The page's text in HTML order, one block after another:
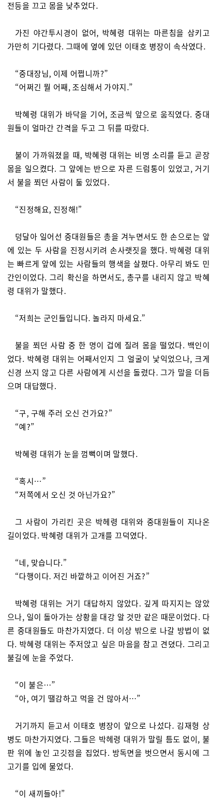
전등을 끄고 몸을 낮추었다.
가진 야간투시경이 없어, 박혜령 대위는 마른침을 삼키고
가만히 기다렸다. 그때에 옆에 있던 이태호 병장이 속삭였다.
“중대장님, 이제 어쩝니까?”
“어쩌긴 뭘 어째, 조심해서 가야지.”
박혜령 대위가 바닥을 기어, 조금씩 앞으로 움직였다. 중대
원들이 얼마간 간격을 두고 그 뒤를 따랐다.
불이 가까워졌을 때, 박혜령 대위는 비명 소리를 듣고 곧장
몸을 일으켰다. 그 앞에는 반으로 자른 드럼통이 있었고, 거기
서 불을 쬐던 사람이 둘 있었다.
“진정해요, 진정해!”
덩달아 일어선 중대원들은 총을 겨누면서도 한 손으로는 앞
에 있는 두 사람을 진정시키려 손사랫짓을 했다. 박혜령 대위
는 빠르게 앞에 있는 사람들의 행색을 살폈다. 아무리 봐도 민
간인이었다. 그리 확신을 하면서도, 총구를 내리지 않고 박혜
령 대위가 말했다.
“저희는 군인들입니다. 놀라지 마세요.”
불을 쬐던 사람 중 한 명이 겁에 질려 몸을 떨었다. 백인이
었다. 박혜령 대위는 어째서인지 그 얼굴이 낯익었으나, 크게
신경 쓰지 않고 다른 사람에게 시선을 돌렸다. 그가 말을 더듬
으며 대답했다.
“구, 구해 주러 오신 건가요?”
“예?”
박혜령 대위가 눈을 껌뻑이며 말했다.
“혹시…”
“저쪽에서 오신 것 아닌가요?”
그 사람이 가리킨 곳은 박헤령 대위와 중대원들이 지나온
길이었다. 박혜령 대위가 고개를 끄덕였다.
“네, 맞습니다.”
“다행이다. 저긴 바깥하고 이어진 거죠?”
박혜령 대위는 거기 대답하지 않았다. 깊게 따지지는 않았
으나, 일이 돌아가는 상황을 대강 알 것만 같은 때문이었다. 다
른 중대원들도 마찬가지였다. 더 이상 밖으로 나갈 방법이 없
다. 박혜령 대위는 주저앉고 싶은 마음을 참고 견뎠다. 그리고
불길에 눈을 주었다.
“이 불은…”
“아, 여기 땔감하고 먹을 건 많아서…”
거기까지 듣고서 이태호 병장이 앞으로 나섰다. 김재형 상
병도 마찬가지였다. 그들은 박헤령 대위가 말릴 틈도 없이, 불
판 위에 놓인 고깃점을 집었다. 방독면을 벗으면서 동시에 그
고기를 입에 물었다.
“이 새끼들아!”